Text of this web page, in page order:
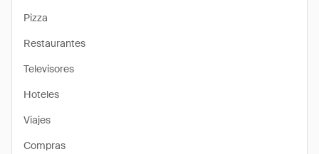
Pizza
Restaurantes
Televisores
Hoteles
Viajes
Compras